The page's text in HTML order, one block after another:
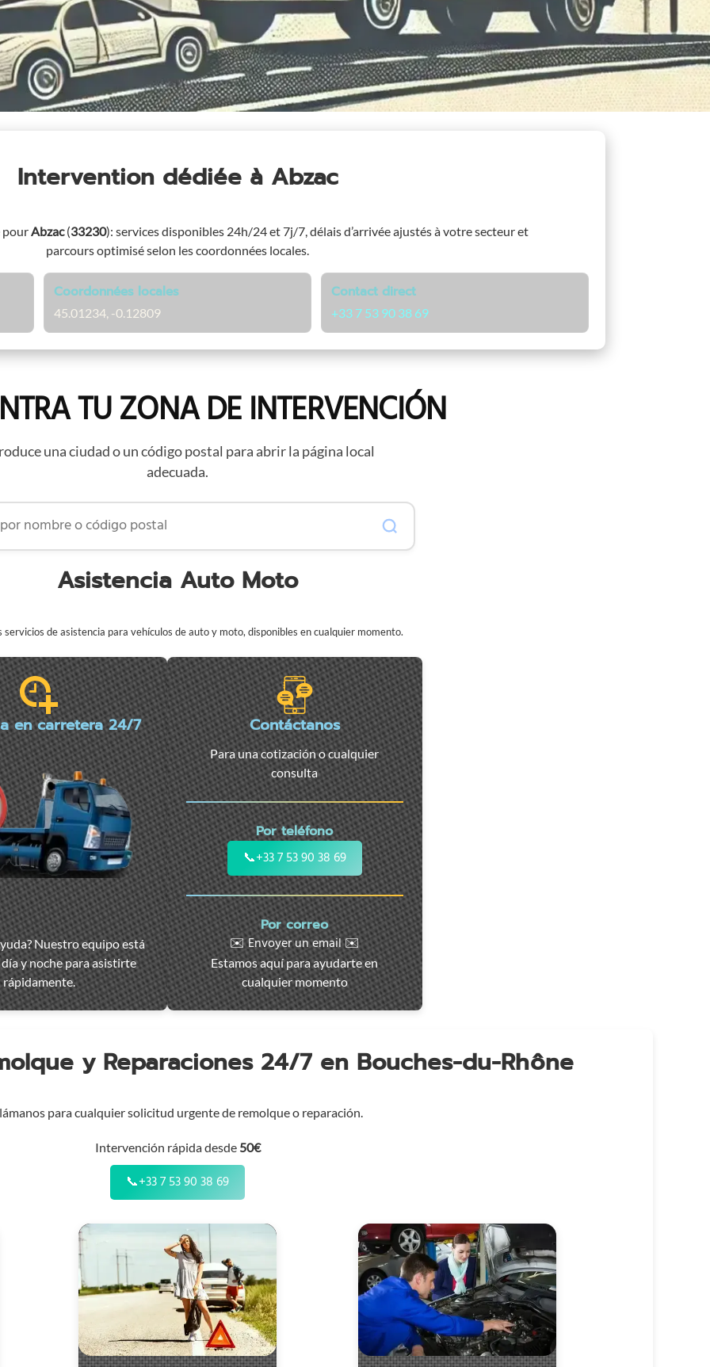
Intervention dédiée à Abzac
pour Abzac (33230): services disponibles 24h/24 et 7j/7, délais d’arrivée ajustés à votre secteur et
parcours optimisé selon les coordonnées locales.
Coordonnées locales
45.01234, -0.12809
Contact direct
+33 7 53 90 38 69
TU ZONA DE INTERVENCIÓN
una ciudad o un código postal para abrir la página local
adecuada.
o código postal
Asistencia Auto Moto
servicios de asistencia para vehículos de auto y moto, disponibles en cualquier momento.
en carretera 24/7
Nuestro equipo está
y noche para asistirte
rápidamente.
Contáctanos
Para una cotización o cualquier
consulta
Por teléfono
📞+33 7 53 90 38 69
Por correo
✉️ Envoyer un email ✉️
Estamos aquí para ayudarte en
cualquier momento
y Reparaciones 24/7 en Bouches-du-Rhône
para cualquier solicitud urgente de remolque o reparación.
Intervención rápida desde 50€
📞+33 7 53 90 38 69